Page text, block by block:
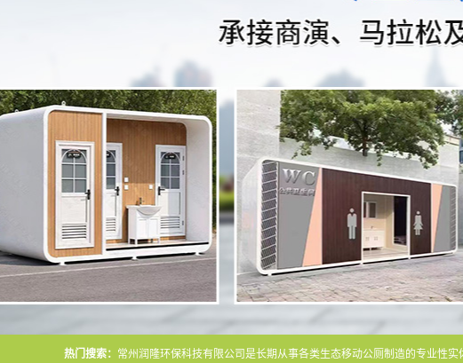
热门搜索：